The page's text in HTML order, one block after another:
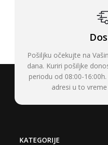
Pošiljku očekujte na
dana. Kuriri pošiljke
periodu od 08:00-
adresi u to
KATEGORIJE